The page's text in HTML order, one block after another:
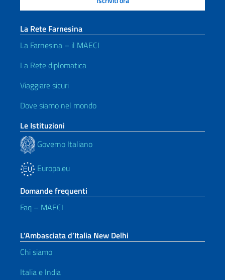
La Rete Farnesina
La Farnesina – il MAECI
La Rete diplomatica
Viaggiare sicuri
Dove siamo nel mondo
Le Istituzioni
Governo Italiano
Europa.eu
Domande frequenti
Faq – MAECI
L’Ambasciata d’Italia New Delhi
Chi siamo
Italia e India